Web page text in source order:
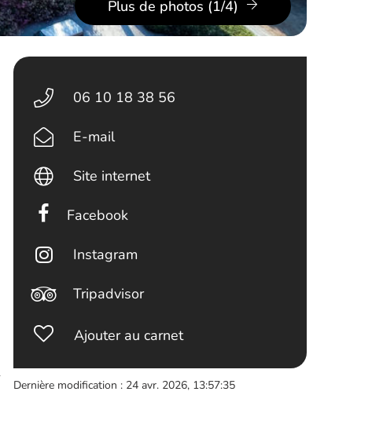
Plus de photos (1/4)
06 10 18 38 56
E-mail
Site internet
Facebook
Instagram
Tripadvisor
Ajouter au carnet
Dernière modification : 24 avr. 2026, 13:57:35